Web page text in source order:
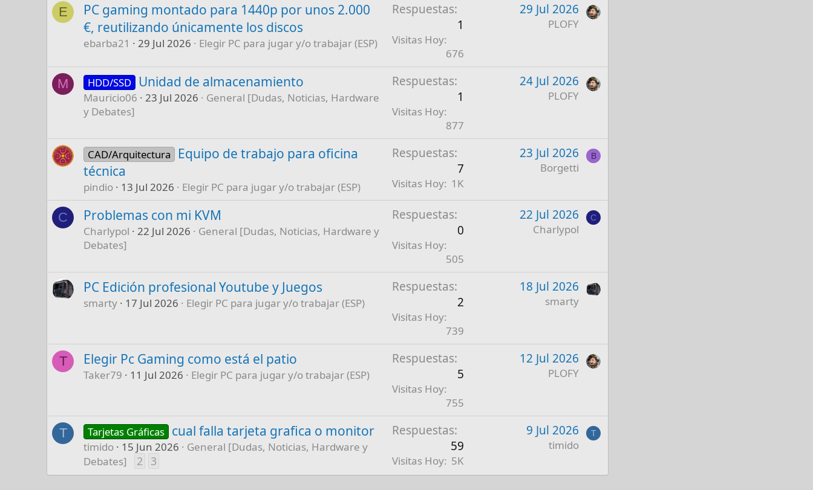
E
PC gaming montado para 1440p por unos 2.000
€, reutilizando únicamente los discos
ebarba21 29 Jul 2026 Elegir PC para jugar y/o trabajar (ESP)
Respuestas
1
Visitas Hoy
676
29 Jul 2026
PLOFY
M HDD/SSD Unidad de almacenamiento
Mauricio06 23 Jul 2026
General [Dudas, Noticias, Hardware
y Debates]
Respuestas
1
Visitas Hoy
877
24 Jul 2026
PLOFY
CAD/Arquitectura
Equipo de trabajo para oficina
técnica
pindio 13 Jul 2026 Elegir PC para jugar y/o trabajar (ESP)
Respuestas
7
Visitas Hoy 1K
23 Jul 2026
Borgetti
B
C Problemas con mi KVM
Charlypol 22 Jul 2026
General [Dudas, Noticias, Hardware y
Debates]
Respuestas
0
Visitas Hoy
505
22 Jul 2026
Charlypol
C
PC Edición profesional Youtube y Juegos
smarty 17 Jul 2026 Elegir PC para jugar y/o trabajar (ESP)
Respuestas
2
Visitas Hoy
739
18 Jul 2026
smarty
T Elegir Pc Gaming como está el patio
Taker79 11 Jul 2026 Elegir PC para jugar y/o trabajar (ESP)
Respuestas
5
Visitas Hoy
755
12 Jul 2026
PLOFY
T Tarjetas Gráficas cual falla tarjeta grafica o monitor
timido 15 Jun 2026
General [Dudas, Noticias, Hardware y
Debates]
2 3
Respuestas
59
Visitas Hoy 5K
9 Jul 2026
timido
T